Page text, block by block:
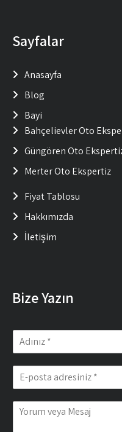
Sayfalar
Anasayfa
Blog
Bayi
Bahçelievler Oto
Güngören Oto
Merter Oto Ekspertiz
Fiyat Tablosu
Hakkımızda
İletişim
Bize Yazın